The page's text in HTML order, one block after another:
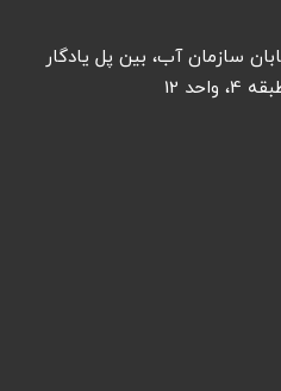
سازمان آب، بین پل یادگار